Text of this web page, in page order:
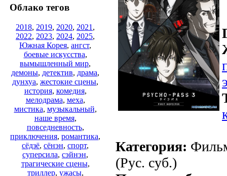
Облако тегов
2018, 2019, 2020, 2021 ,
2022, 2023, 2024, 2025,
Южная Корея, ангст,
боевые искусства,
вымышленный мир,
демоны, детектив, драма,
дунхуа, жестокие сцены,
история, комедия,
мелодрама, меха,
мистика, музыкальный,
наше время,
повседневность,
приключения, романтика,
сёдзё, сёнэн, спорт,
суперсила, сэйнэн,
трагические сцены,
триллер, ужасы,
Категория:
(Рус. суб.)